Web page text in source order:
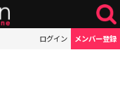
ログイン メンバー登録